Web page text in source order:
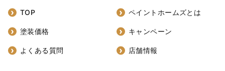
TOP ペイントホームズとは
塗装価格 キャンペーン
よくある質問 店舗情報